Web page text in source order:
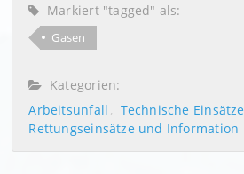
Markiert "tagged" als:
Gasen
Kategorien:
Arbeitsunfall
Technische Einsätze
Rettungseinsätze und Information